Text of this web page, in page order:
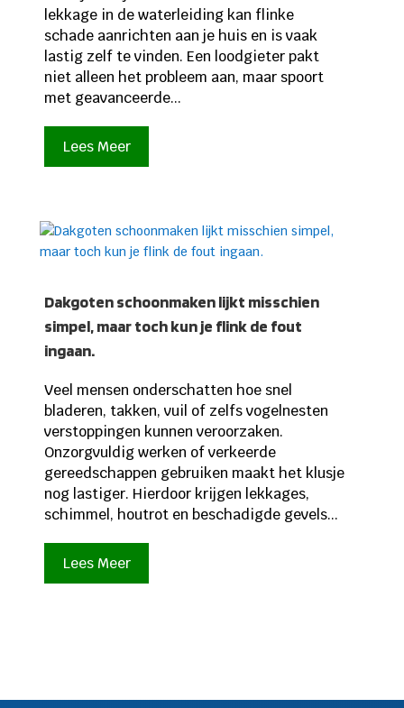
lekkage in de waterleiding kan flinke
schade aanrichten aan je huis en is vaak
lastig zelf te vinden. Een loodgieter pakt
niet alleen het probleem aan, maar spoort
met geavanceerde...
Lees Meer
Dakgoten schoonmaken lijkt misschien
simpel, maar toch kun je flink de fout
ingaan.
Veel mensen onderschatten hoe snel
bladeren, takken, vuil of zelfs vogelnesten
verstoppingen kunnen veroorzaken.
Onzorgvuldig werken of verkeerde
gereedschappen gebruiken maakt het klusje
nog lastiger. Hierdoor krijgen lekkages,
schimmel, houtrot en beschadigde gevels...
Lees Meer